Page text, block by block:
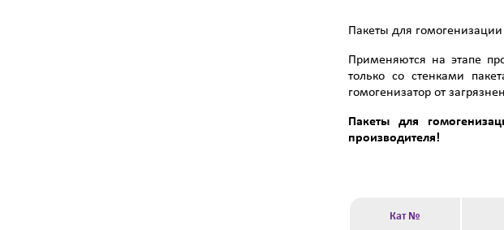
Пакеты для
Применяются на этапе
только со стенками
гомогенизатор от
Пакеты для
производителя!
Кат №